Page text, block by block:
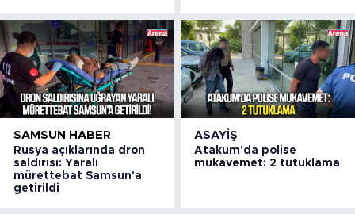
SAMSUN HABER
Rusya açıklarında dron
saldırısı: Yaralı
mürettebat Samsun'a
getirildi
ASAYIŞ
Atakum'da polise
mukavemet: 2 tutuklama